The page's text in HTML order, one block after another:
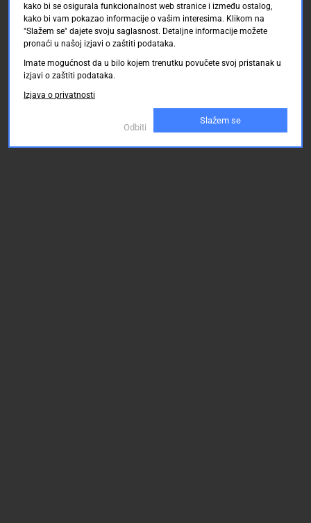
kako bi se osigurala funkcionalnost web stranice i između ostalog,
kako bi vam pokazao informacije o vašim interesima. Klikom na
"Slažem se" dajete svoju saglasnost. Detaljne informacije možete
pronaći u našoj izjavi o zaštiti podataka.
Imate mogućnost da u bilo kojem trenutku povučete svoj pristanak u
izjavi o zaštiti podataka.
Izjava o privatnosti
Odbiti
Slažem se